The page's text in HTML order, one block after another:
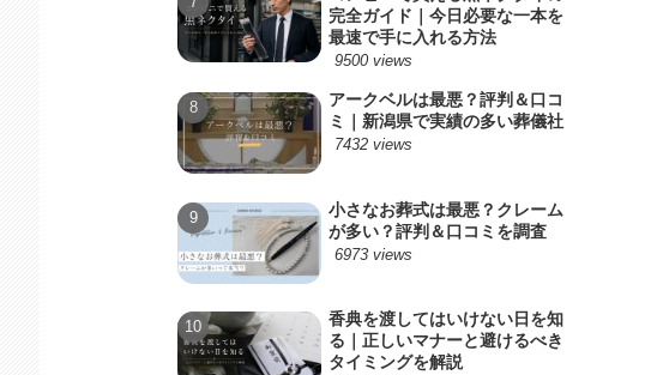
完全ガイド｜今日必要な一本を
最速で手に入れる方法
9500 views
アークベルは最悪？評判＆口コ
ミ｜新潟県で実績の多い葬儀社
7432 views
小さなお葬式は最悪？クレーム
が多い？評判＆口コミを調査
6973 views
香典を渡してはいけない日を知
る｜正しいマナーと避けるべき
タイミングを解説